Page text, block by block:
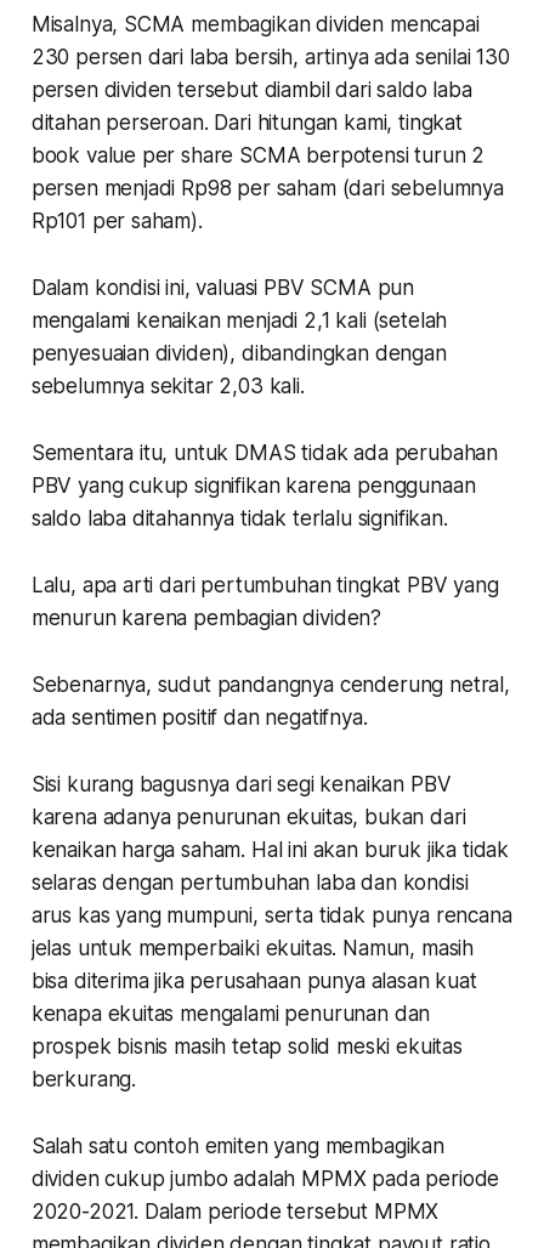
Misalnya, SCMA membagikan dividen mencapai
230 persen dari laba bersih, artinya ada senilai 130
persen dividen tersebut diambil dari saldo laba
ditahan perseroan. Dari hitungan kami, tingkat
book value per share SCMA berpotensi turun 2
persen menjadi Rp98 per saham (dari sebelumnya
Rp101 per saham).
Dalam kondisi ini, valuasi PBV SCMA pun
mengalami kenaikan menjadi 2,1 kali (setelah
penyesuaian dividen), dibandingkan dengan
sebelumnya sekitar 2,03 kali.
Sementara itu, untuk DMAS tidak ada perubahan
PBV yang cukup signifikan karena penggunaan
saldo laba ditahannya tidak terlalu signifikan.
Lalu, apa arti dari pertumbuhan tingkat PBV yang
menurun karena pembagian dividen?
Sebenarnya, sudut pandangnya cenderung netral,
ada sentimen positif dan negatifnya.
Sisi kurang bagusnya dari segi kenaikan PBV
karena adanya penurunan ekuitas, bukan dari
kenaikan harga saham. Hal ini akan buruk jika tidak
selaras dengan pertumbuhan laba dan kondisi
arus kas yang mumpuni, serta tidak punya rencana
jelas untuk memperbaiki ekuitas. Namun, masih
bisa diterima jika perusahaan punya alasan kuat
kenapa ekuitas mengalami penurunan dan
prospek bisnis masih tetap solid meski ekuitas
berkurang.
Salah satu contoh emiten yang membagikan
dividen cukup jumbo adalah MPMX pada periode
2020-2021. Dalam periode tersebut MPMX